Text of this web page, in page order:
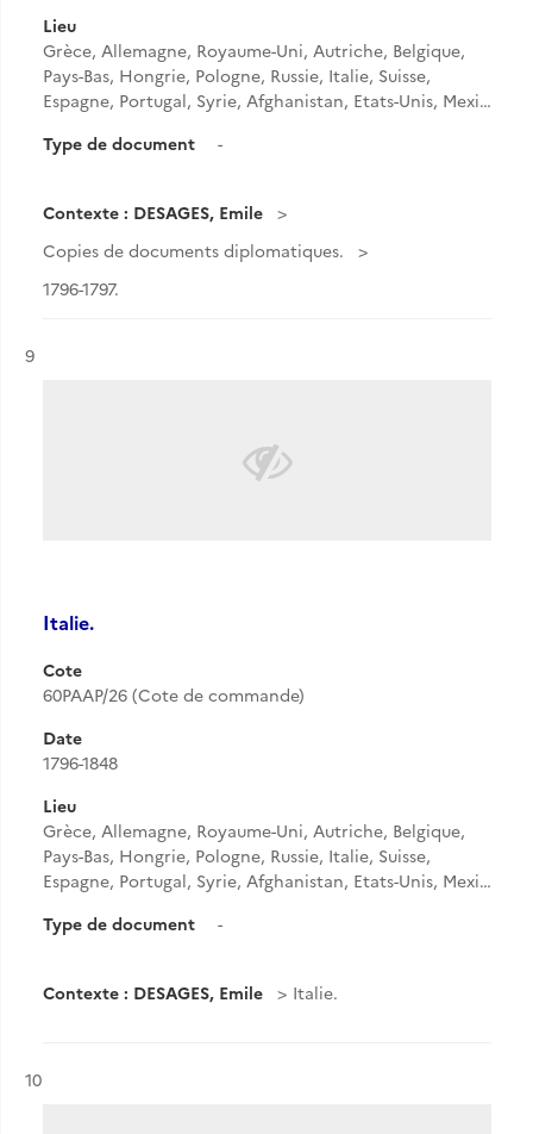
Lieu
Grèce, Allemagne, Royaume-Uni, Autriche, Belgique,
Pays-Bas, Hongrie, Pologne, Russie, Italie, Suisse,
Espagne, Portugal, Syrie, Afghanistan, Etats-Unis, Mexi…
Type de document
-
Contexte : DESAGES, Emile
Copies de documents diplomatiques.
1796-1797.
Résultat n°
9
Italie.
Cote
60PAAP/26 (Cote de commande)
Date
1796-1848
Lieu
Grèce, Allemagne, Royaume-Uni, Autriche, Belgique,
Pays-Bas, Hongrie, Pologne, Russie, Italie, Suisse,
Espagne, Portugal, Syrie, Afghanistan, Etats-Unis, Mexi…
Type de document
-
Contexte : DESAGES, Emile Italie.
Résultat n°
10